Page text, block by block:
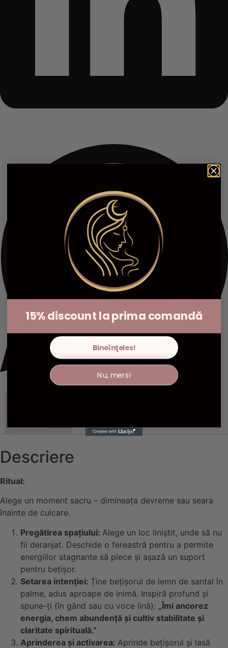
Descriere
Ritual:
Alege un moment sacru – dimineața devreme sau seara
înainte de culcare.
Pregătirea spațiului: Alege un loc liniștit, unde să nu
fii deranjat. Deschide o fereastră pentru a permite
energiilor stagnante să plece și așază un suport
pentru bețișor.
Setarea intenției: Ține bețișorul de lemn de santal în
palme, adus aproape de inimă. Inspiră profund și
spune-ți (în gând sau cu voce lină): „Îmi ancorez
energia, chem abundență și cultiv stabilitate și
claritate spirituală.”
Aprinderea și activarea: Aprinde bețișorul și lasă
15% discount la prima comandă
Bineînţeles!
Nu, mersi